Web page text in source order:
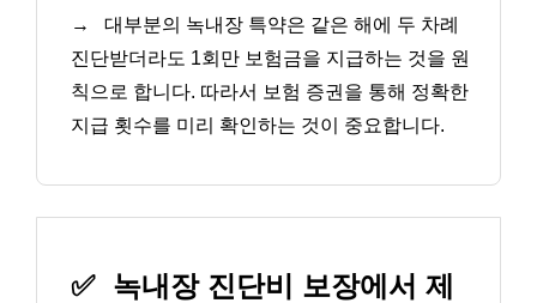
→
대부분의 녹내장 특약은 같은 해에 두 차례
진단받더라도 1회만 보험금을 지급하는 것을 원
칙으로 합니다. 따라서 보험 증권을 통해 정확한
지급 횟수를 미리 확인하는 것이 중요합니다.
✅ 녹내장 진단비 보장에서 제